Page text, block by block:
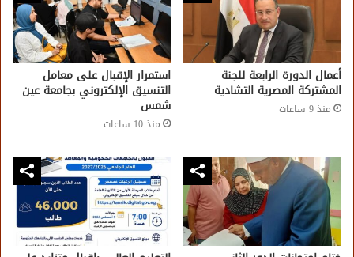
أعمال الدورة الرابعة للجنة
المشتركة المصرية التشادية
منذ 9 ساعات
استمرار الإقبال على معامل
التنسيق الإلكتروني بجامعة عين
شمس
منذ 10 ساعات